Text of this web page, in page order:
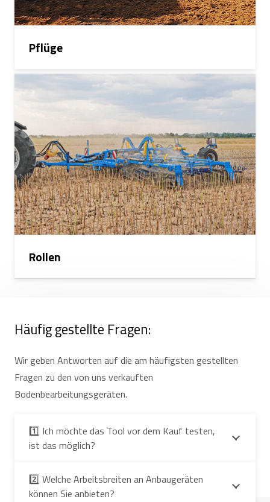
Pflüge
Rollen
Häufig gestellte Fragen:
Wir geben Antworten auf die am häufigsten gestellten
Fragen zu den von uns verkauften
Bodenbearbeitungsgeräten.
1️⃣ Ich möchte das Tool vor dem Kauf testen,
ist das möglich?
2️⃣ Welche Arbeitsbreiten an Anbaugeräten
können Sie anbieten?